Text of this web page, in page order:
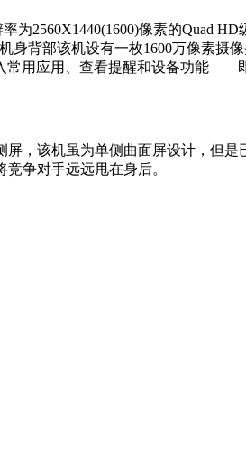
为2560X1440(1600)像素的Quad
背部该机设有一枚1600万像素摄
常用应用、查看提醒和设备功能
，该机虽为单侧曲面屏设计，但
争对手远远甩在身后。